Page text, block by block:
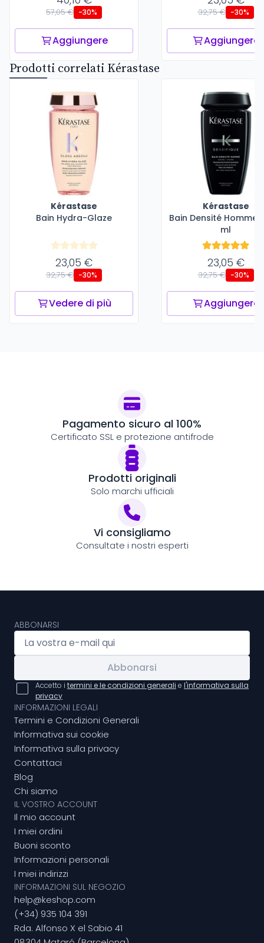
57,05 € -30%
Aggiungere
32,75 € -30%
Aggiungere
Prodotti correlati Kérastase
Kérastase
Bain Hydra-Glaze
23,05 €
32,75 € -30%
Vedere di più
Kérastase
Bain Densité Homme
ml
23,05 €
32,75 € -30%
Aggiungere
Pagamento sicuro al 100%
Certificato SSL e protezione antifrode
Prodotti originali
Solo marchi ufficiali
Vi consigliamo
Consultate i nostri esperti
ABBONARSI
Abbonarsi
Accetto i termini e le condizioni generali e l'informativa sulla
privacy
INFORMAZIONI LEGALI
Termini e Condizioni Generali
Informativa sui cookie
Informativa sulla privacy
Contattaci
Blog
Chi siamo
IL VOSTRO ACCOUNT
Il mio account
I miei ordini
Buoni sconto
Informazioni personali
I miei indirizzi
INFORMAZIONI SUL NEGOZIO
help@keshop.com
(+34) 935 104 391
Rda. Alfonso X el Sabio 41